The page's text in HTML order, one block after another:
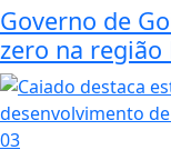
Governo de
zero na
03